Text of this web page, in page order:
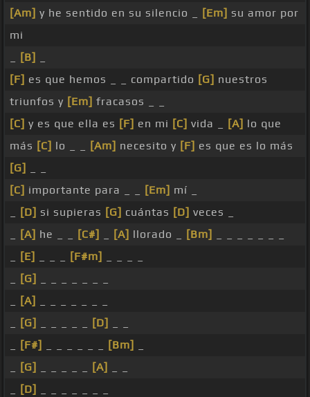
[Am] y he sentido en su silencio _ [Em] su amor por
mi
[B]
[F] es que hemos _ _ compartido [G] nuestros
triunfos y [Em] fracasos _ _
[C] y es que ella es [F] en mi [C] vida _ [A] lo que
más [C] lo _ _ [Am] necesito y [F] es que es lo más
[G]
[C] importante para _ _ [Em] mí _
[D] si supieras [G] cuántas [D] veces _
[A] he _ _ [C#] [A] llorado _ [Bm]
[E] [F#m]
[G]
[A]
[G] [D]
[F#] [Bm]
[G] [A]
[D]